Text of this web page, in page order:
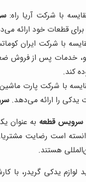
با شرکت آریا راه:
برای قطعات خود ارائه
با شرکت ایران
خدمات پس از فروش
کند.
با شرکت پارت
یدکی را ارائه می‌دهد.
سرویس قطعه به عنوان
است رضایت
هستند.
یدکی گریدر، با